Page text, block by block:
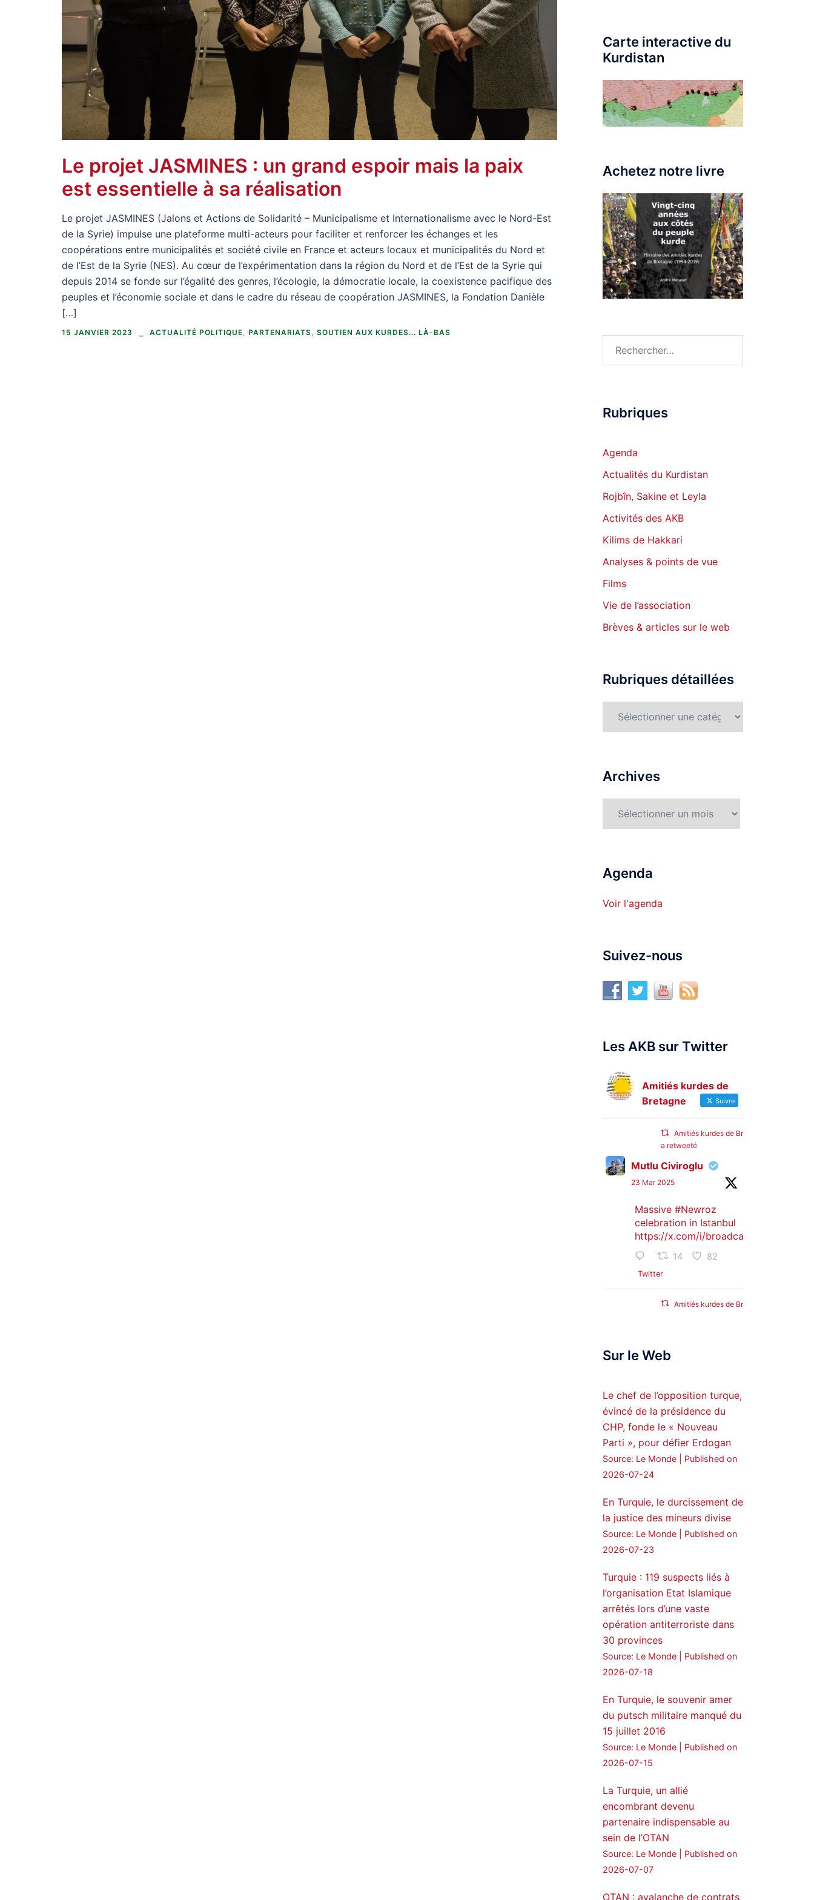
Le projet JASMINES : un grand espoir mais la paix
est essentielle à sa réalisation
Le projet JASMINES (Jalons et Actions de Solidarité – Municipalisme et Internationalisme avec le Nord-Est
de la Syrie) impulse une plateforme multi-acteurs pour faciliter et renforcer les échanges et les
coopérations entre municipalités et société civile en France et acteurs locaux et municipalités du Nord et
de l’Est de la Syrie (NES). Au cœur de l’expérimentation dans la région du Nord et de l’Est de la Syrie qui
depuis 2014 se fonde sur l’égalité des genres, l’écologie, la démocratie locale, la coexistence pacifique des
peuples et l’économie sociale et dans le cadre du réseau de coopération JASMINES, la Fondation Danièle
[…]
15 JANVIER 2023 ACTUALITÉ POLITIQUE PARTENARIATS SOUTIEN AUX KURDES... LÀ-BAS
Carte interactive du
Kurdistan
Achetez notre livre
Rubriques
Agenda
Actualités du Kurdistan
Rojbîn, Sakine et Leyla
Activités des AKB
Kilims de Hakkari
Analyses & points de vue
Films
Vie de l’association
Brèves & articles sur le web
Rubriques détaillées
Archives
Agenda
Voir l'agenda
Suivez-nous
Les AKB sur Twitter
Amitiés kurdes de
Bretagne
Suivre
Amitiés kurdes de Bretagne
a retweeté
Mutlu Civiroglu
23 Mar 2025
Massive #Newroz
celebration in Istanbul
https://x.com/i/broadcasts/
14 82
Twitter
Amitiés kurdes de Bretagne
25 Jan 2025
Forces, SDF appoints
hauro Abgar Daoud
from the ranks of
Syriac Military Council,
MFS as official
spokesperson. We
wish you success
ܟܫܝܪܘܬܐ ܒܘܠܝܬܐ ܚܘܪܐ
Amitiés kurdes de Bretagne
a retweeté
MedyaNews
24 Jan 2025
🔴DEM Party Imrali
on Abdullah Öcalan meeting
#PeaceProcess
🔗https://medyanews.rs/h4lwBwQ
Twitter
Voir plus...
Sur le Web
Le chef de l’opposition turque,
évincé de la présidence du
CHP, fonde le « Nouveau
Parti », pour défier Erdogan
Source: Le Monde
Published on
2026-07-24
En Turquie, le durcissement de
la justice des mineurs divise
Source: Le Monde
Published on
2026-07-23
Turquie : 119 suspects liés à
l’organisation Etat Islamique
arrêtés lors d’une vaste
opération antiterroriste dans
30 provinces
Source: Le Monde
Published on
2026-07-18
En Turquie, le souvenir amer
du putsch militaire manqué du
15 juillet 2016
Source: Le Monde
Published on
2026-07-15
La Turquie, un allié
encombrant devenu
partenaire indispensable au
sein de l’OTAN
Source: Le Monde
Published on
2026-07-07
OTAN : avalanche de contrats